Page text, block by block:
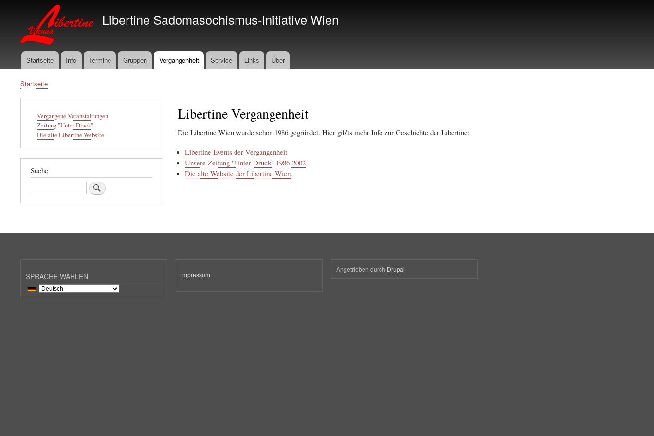
zum
Inhalt
Libertine Sadomasochismus-Initiative Wien
MainStartseite Info Termine Gruppen Vergangenheit Service Links Über
Pfadnavigation
Startseite
Libertine Vergangenheit
Die Libertine Wien wurde schon 1986 gegründet. Hier gib'ts mehr Info zur Geschichte der Libertine:
Libertine Events der Vergangenheit
Unsere Zeitung "Unter Druck" 1986-2002
Die alte Website der Libertine Wien.
navigation
Vergangene Veranstaltungen
Zeitung "Unter Druck"
Die alte Libertine Website
Suche
Suche
SPRACHE WÄHLEN Impressum
Angetrieben durch Drupal